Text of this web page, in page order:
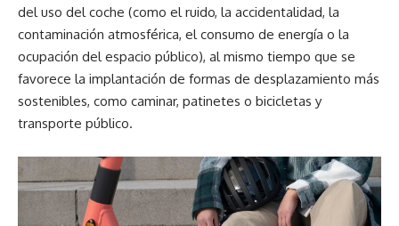
del uso del coche (como el ruido, la accidentalidad, la
contaminación atmosférica, el consumo de energía o la
ocupación del espacio público), al mismo tiempo que se
favorece la implantación de formas de desplazamiento más
sostenibles, como caminar, patinetes o bicicletas y
transporte público.